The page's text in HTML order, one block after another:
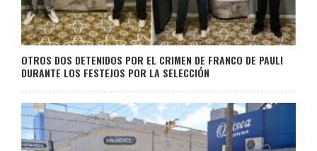
OTROS DOS DETENIDOS POR EL CRIMEN DE FRANCO DE PAULI
DURANTE LOS FESTEJOS POR LA SELECCIÓN